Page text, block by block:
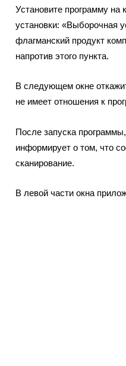
Установите программу
установки: «Выборочная
флагманский продукт
напротив этого пункта.
В следующем окне
не имеет отношения к
После запуска
информирует о том, что
сканирование.
В левой части окна